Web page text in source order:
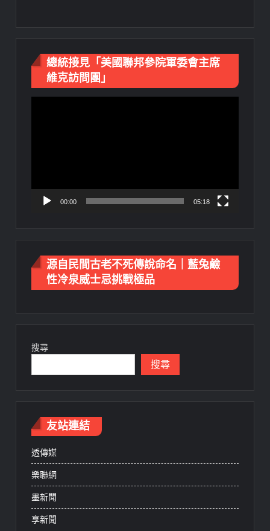
總統接見「美國聯邦參院軍委會主席
維克訪問團」
00:00 05:18
源自民間古老不死傳說命名｜藍兔鹼
性冷泉威士忌挑戰極品
搜尋
搜尋
友站連結
透傳媒
樂聯網
墨新聞
享新聞